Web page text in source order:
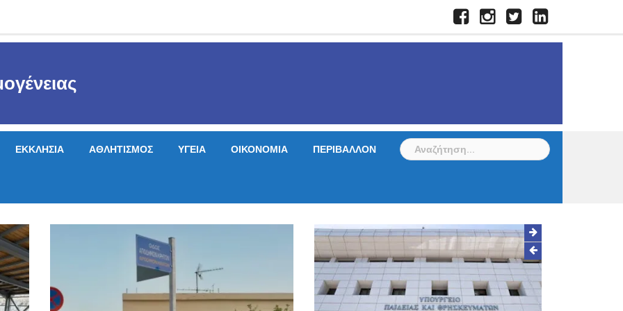
FacebookInstagramTwitterLinkedIn
ΕΚΚΛΗΣΙΑ ΑΘΛΗΤΙΣΜΟΣ ΥΓΕΙΑ ΟΙΚΟΝΟΜΙΑ ΠΕΡΙΒΑΛΛΟΝ
Αναζήτηση
για: